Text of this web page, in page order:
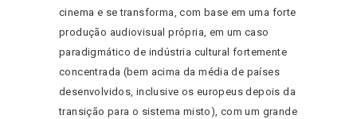
cinema e se transforma, com base em uma forte
produção audiovisual própria, em um caso
paradigmático de indústria cultural fortemente
concentrada (bem acima da média de países
desenvolvidos, inclusive os europeus depois da
transição para o sistema misto), com um grande